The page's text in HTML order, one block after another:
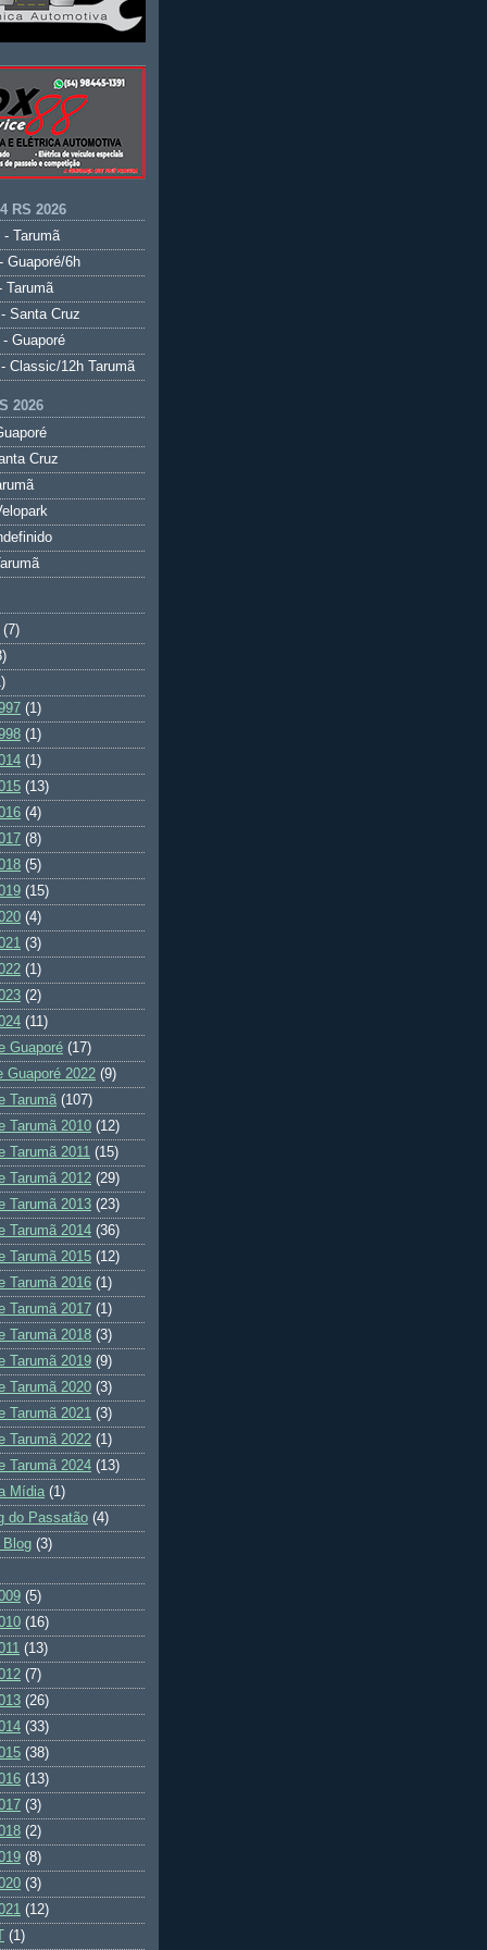
RS 2026
- Tarumã
Guaporé/6h
Tarumã
Santa Cruz
Guaporé
Classic/12h Tarumã
2026
Cruz
(7)
(1)
(1)
(1)
(13)
(4)
(8)
(5)
(15)
(4)
(3)
(1)
(2)
(11)
Guaporé (17)
Guaporé 2022 (9)
Tarumã (107)
Tarumã 2010 (12)
Tarumã 2011 (15)
Tarumã 2012 (29)
Tarumã 2013 (23)
Tarumã 2014 (36)
Tarumã 2015 (12)
Tarumã 2016 (1)
Tarumã 2017 (1)
Tarumã 2018 (3)
Tarumã 2019 (9)
Tarumã 2020 (3)
Tarumã 2021 (3)
Tarumã 2022 (1)
Tarumã 2024 (13)
Mídia (1)
do Passatão (4)
Blog (3)
(5)
(16)
(13)
(7)
(26)
(33)
(38)
(13)
(3)
(2)
(8)
(3)
(12)
(1)